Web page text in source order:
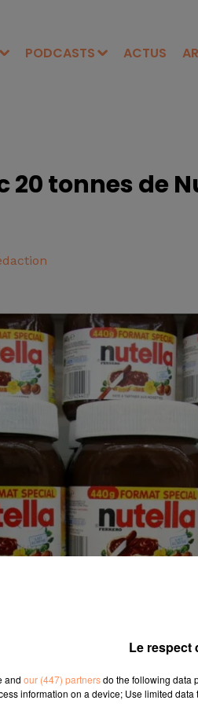
PODCASTS ACTUS
20 tonnes de
Le respect
and our (447) partnersdo the following data
information on a device; Use limited